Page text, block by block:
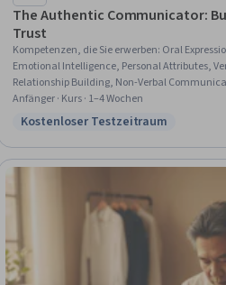
The Authentic Communicator:
Trust
Kompetenzen, die Sie erwerben: Oral
Emotional Intelligence, Personal Attributes,
Relationship Building, Non-Verbal
Communication, Communication Strategies,
Communications, Personal Development,
Anfänger · Kurs · 1–4 Wochen
Status: Kostenloser Testzeitraum
Kostenloser Testzeitraum